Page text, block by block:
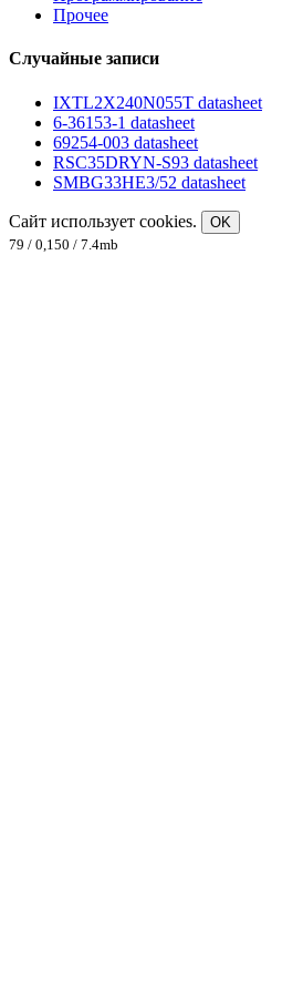
Прочее
Случайные записи
IXTL2X240N055T datasheet
6-36153-1 datasheet
69254-003 datasheet
RSC35DRYN-S93 datasheet
SMBG33HE3/52 datasheet
Сайт использует cookies.
OK
79 / 0,150 / 7.4mb